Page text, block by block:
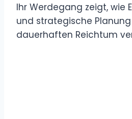
Ihr Werdegang zeigt, wie
und strategische
dauerhaften Reichtum